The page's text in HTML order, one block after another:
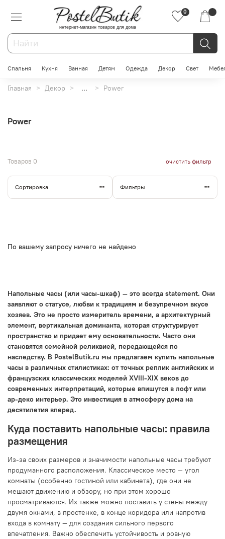
интернет-магазин товаров для дома
0
Спальня Кухня Ванная Детям Одежда Декор Свет
Главная Декор ... Power
Power
Товаров 0 очистить фильтр
Сортировка Фильтры
По вашему запросу ничего не найдено
Напольные часы (или часы-шкаф) — это всегда statement. Они
заявляют о статусе, любви к традициям и безупречном вкусе
хозяев. Это не просто измеритель времени, а архитектурный
элемент, вертикальная доминанта, которая структурирует
пространство и придает ему основательности. Часто они
становятся семейной реликвией, передающейся по
наследству. В PostelButik.ru мы предлагаем купить напольные
часы в различных стилистиках: от точных реплик английских и
французских классических моделей XVIII-XIX веков до
современных интерпретаций, которые впишутся в лофт или
ар-деко интерьер. Это инвестиция в атмосферу дома на
десятилетия вперед.
Куда поставить напольные часы: правила
размещения
Из-за своих размеров и значимости напольные часы требуют
продуманного расположения. Классическое место — угол
комнаты (особенно гостиной или кабинета), где они не
мешают движению и обзору, но при этом хорошо
просматриваются. Их также можно поставить у стены между
двумя окнами, в простенке, в конце коридора или напротив
входа в комнату — для создания сильного первого
впечатления. Важно обеспечить устойчивость и ровную